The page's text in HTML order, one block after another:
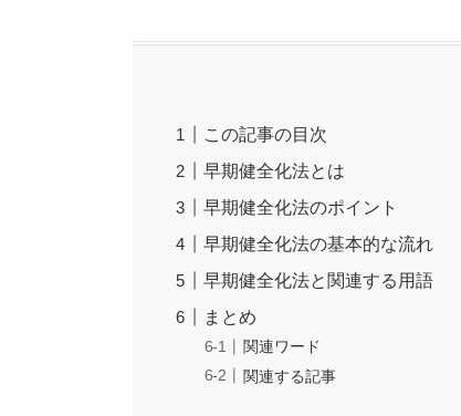
この記事の目次
早期健全化法とは
早期健全化法のポイント
早期健全化法の基本的な流れ
早期健全化法と関連する用語
まとめ
関連ワード
関連する記事